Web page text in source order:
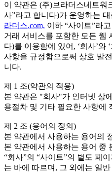
이 약관은 (주)브라더스네트워
사”라고 합니다)가 운영하는
라더스.com, 이하 “사이트”라
거래 서비스를 포함한 모든 웹
다)를 이용함에 있어, ‘회사’와
사항을 규정함으로써 상호 발
니다.
제 1 조(약관의 적용)
본 약관은 "회사"가 인터넷 상
용절차 및 기타 필요한 사항에
제 2 조 (용어의 정의)
본 약관에서 사용하는 용어의
본 약관에서 사용하는 용어 중
“회사”의 “사이트”의 별도 페
는 바에 따르며, 그 외에는 일